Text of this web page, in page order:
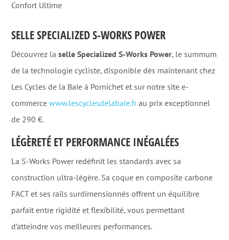
Confort Ultime
SELLE SPECIALIZED S-WORKS POWER
Découvrez laselle Specialized S-Works Power, le summum
de la technologie cycliste, disponible dès maintenant chez
Les Cycles de la Baie à Pornichet et sur notre site e-
commercewww.lescyclesdelabaie.frau prix exceptionnel
de 290 €.
LÉGÈRETÉ ET PERFORMANCE INÉGALÉES
La S-Works Power redéfinit les standards avec sa
construction ultra-légère. Sa coque en composite carbone
FACT et ses rails surdimensionnés offrent un équilibre
parfait entre rigidité et flexibilité, vous permettant
d’atteindre vos meilleures performances.